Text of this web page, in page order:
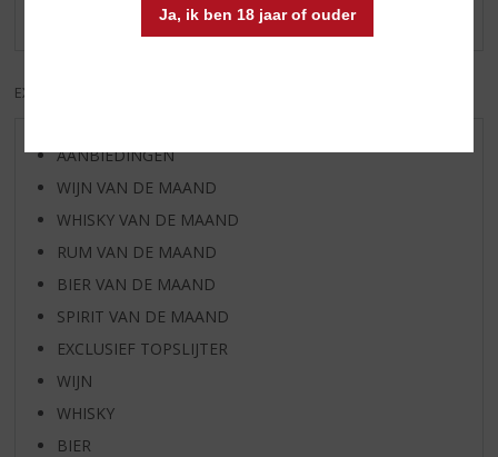
Ja, ik ben 18 jaar of ouder
Er zijn nog geen reviews geplaatst voor dit product
EXCL. BTW
AANBIEDINGEN
WIJN VAN DE MAAND
WHISKY VAN DE MAAND
RUM VAN DE MAAND
BIER VAN DE MAAND
SPIRIT VAN DE MAAND
EXCLUSIEF TOPSLIJTER
WIJN
WHISKY
BIER